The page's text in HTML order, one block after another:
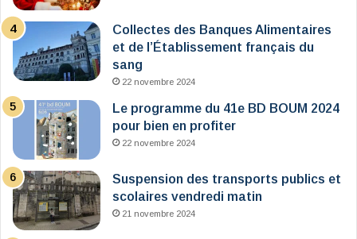
Collectes des Banques Alimentaires
et de l’Établissement français du
sang
22 novembre 2024
Le programme du 41e BD BOUM 2024
pour bien en profiter
22 novembre 2024
Suspension des transports publics et
scolaires vendredi matin
21 novembre 2024